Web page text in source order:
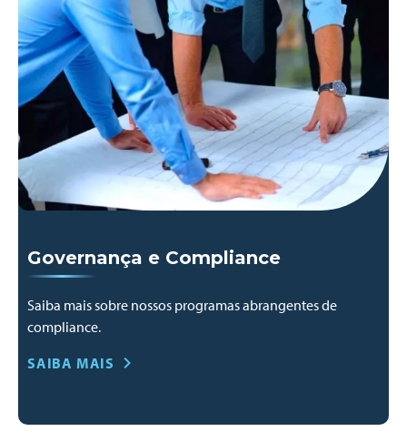
Governança e Compliance
Saiba mais sobre nossos programas abrangentes de
compliance.
SAIBA MAIS